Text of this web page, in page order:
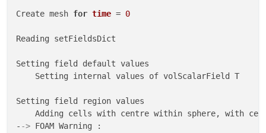
Create mesh for time = 0
Reading setFieldsDict
Setting field default values
    Setting internal values of volScalarField T
Setting field region values
Adding cells with centre within sphere, with
- -> FOAM Warning :